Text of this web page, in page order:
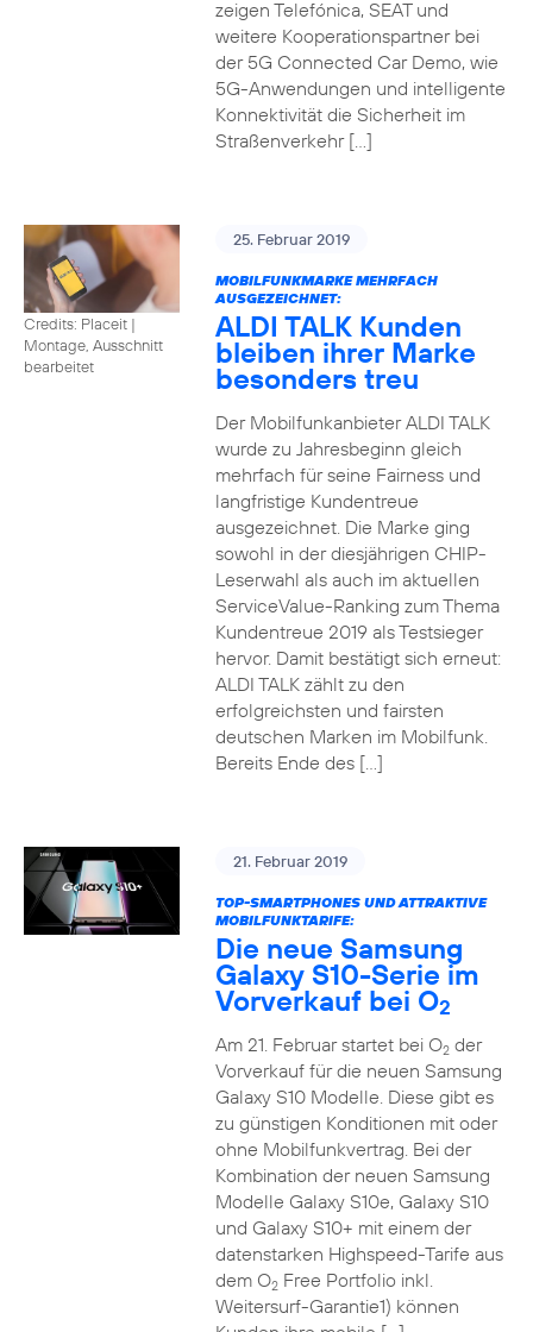
zeigen Telefónica, SEAT und
weitere Kooperationspartner bei
der 5G Connected Car Demo, wie
5G-Anwendungen und intelligente
Konnektivität die Sicherheit im
Straßenverkehr […]
Credits: Placeit |
Montage, Ausschnitt
bearbeitet
25. Februar 2019
MOBILFUNKMARKE MEHRFACH
AUSGEZEICHNET:
ALDI TALK Kunden
bleiben ihrer Marke
besonders treu
Der Mobilfunkanbieter ALDI TALK
wurde zu Jahresbeginn gleich
mehrfach für seine Fairness und
langfristige Kundentreue
ausgezeichnet. Die Marke ging
sowohl in der diesjährigen CHIP-
Leserwahl als auch im aktuellen
ServiceValue-Ranking zum Thema
Kundentreue 2019 als Testsieger
hervor. Damit bestätigt sich erneut:
ALDI TALK zählt zu den
erfolgreichsten und fairsten
deutschen Marken im Mobilfunk.
Bereits Ende des […]
21. Februar 2019
TOP-SMARTPHONES UND ATTRAKTIVE
MOBILFUNKTARIFE:
Die neue Samsung
Galaxy S10-Serie im
Vorverkauf bei O2
Am 21. Februar startet bei O2der
Vorverkauf für die neuen Samsung
Galaxy S10 Modelle. Diese gibt es
zu günstigen Konditionen mit oder
ohne Mobilfunkvertrag. Bei der
Kombination der neuen Samsung
Modelle Galaxy S10e, Galaxy S10
und Galaxy S10+ mit einem der
datenstarken Highspeed-Tarife aus
dem O2Free Portfolio inkl.
Weitersurf-Garantie1) können